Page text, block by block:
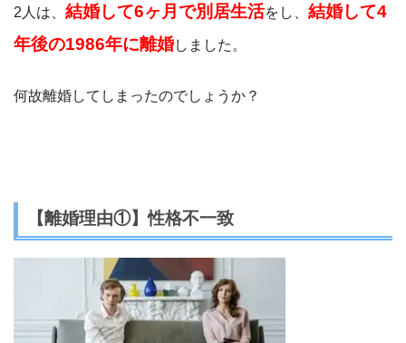
2人は、 結婚して6ヶ月で別居生活をし、 結婚して4
年後の1986年に離婚しました。
何故離婚してしまったのでしょうか？
【離婚理由①】性格不一致